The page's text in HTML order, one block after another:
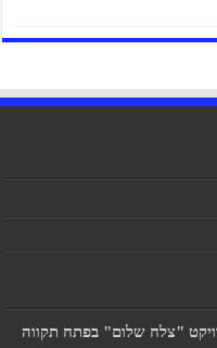
"צלח שלום" בפתח תקווה